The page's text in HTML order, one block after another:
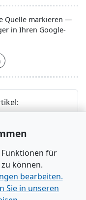
Quelle markieren —
in Ihren Google-
Programm
für
können.
bearbeiten.
Sie in unseren